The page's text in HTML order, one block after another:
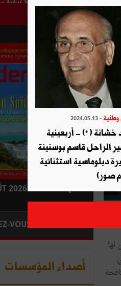
2026 : EN KIOSQUE
VOUS
أصداء المؤسسات
- 2024.05.13
خشانة (*) - أربعينية
الراحل قاسم بوسنينة
دبلوماسية استثنائية
صور)